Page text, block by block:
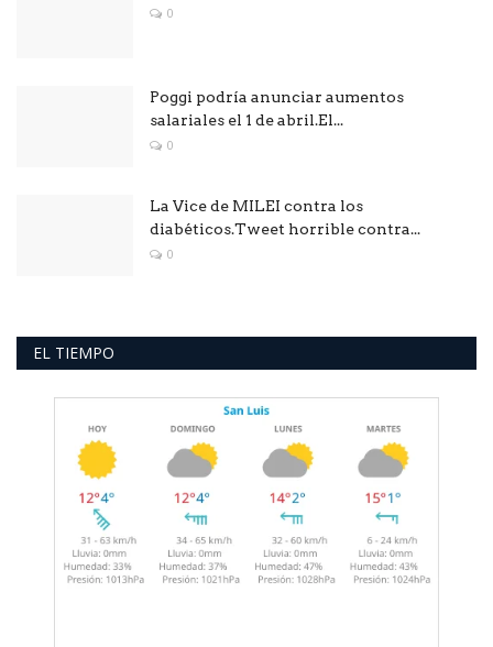
0
Poggi podría anunciar aumentos
salariales el 1 de abril.El...
0
La Vice de MILEI contra los
diabéticos.Tweet horrible contra...
0
EL TIEMPO